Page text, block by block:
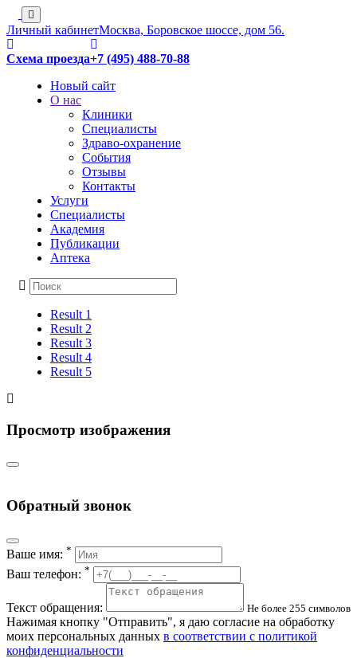
Личный кабинетМосква, Боровское шоссе, дом 56.
Схема проезда+7 (495) 488-70-88
Новый сайт
О нас
Клиники
Специалисты
Здраво-охранение
События
Отзывы
Контакты
Услуги
Специалисты
Академия
Публикации
Аптека
Result 1
Result 2
Result 3
Result 4
Result 5
Просмотр изображения
Обратный звонок
Ваше имя: *
Ваш телефон: *
Текст обращения: Не более 255 символов
Нажимая кнопку "Отправить", я даю согласие на обработку
моих персональных данных в соответствии с политикой
конфиденциальности